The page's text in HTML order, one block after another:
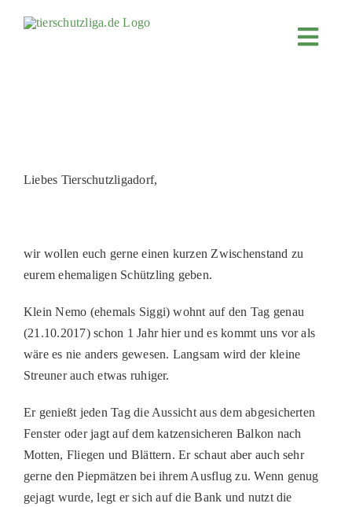
TIERHEIME
RATGEBER
Liebes Tierschutzligadorf,
wir wollen euch gerne einen kurzen Zwischenstand zu
eurem ehemaligen Schützling geben.
Klein Nemo (ehemals Siggi) wohnt auf den Tag genau
(21.10.2017) schon 1 Jahr hier und es kommt uns vor als
wäre es nie anders gewesen. Langsam wird der kleine
Streuner auch etwas ruhiger.
Er genießt jeden Tag die Aussicht aus dem abgesicherten
Fenster oder jagt auf dem katzensicheren Balkon nach
Motten, Fliegen und Blättern. Er schaut aber auch sehr
gerne den Piepmätzen bei ihrem Ausflug zu. Wenn genug
gejagt wurde, legt er sich auf die Bank und nutzt die